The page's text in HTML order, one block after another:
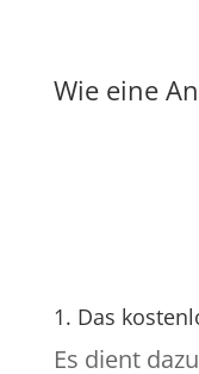
Wie eine
1. Das
Es dient